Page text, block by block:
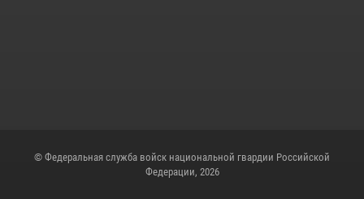
© Федеральная служба войск национальной гвардии Российской
Федерации, 2026